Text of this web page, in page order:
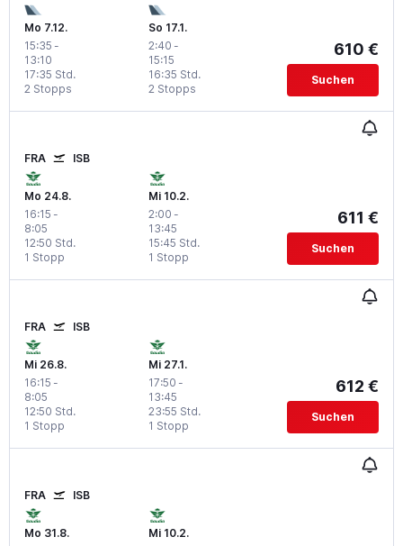
Mo 7.12.
15:35 -
13:10
2 Stopps
17:35 Std.
So 17.1.
2:40 -
15:15
2 Stopps
16:35 Std.
610 €
Suchen
FRA ISB
Mo 24.8.
16:15 -
8:05
1 Stopp
12:50 Std.
Mi 10.2.
2:00 -
13:45
1 Stopp
15:45 Std.
611 €
Suchen
FRA ISB
Mi 26.8.
16:15 -
8:05
1 Stopp
12:50 Std.
Mi 27.1.
17:50 -
13:45
1 Stopp
23:55 Std.
612 €
Suchen
FRA ISB
Mo 31.8.
Mi 10.2.